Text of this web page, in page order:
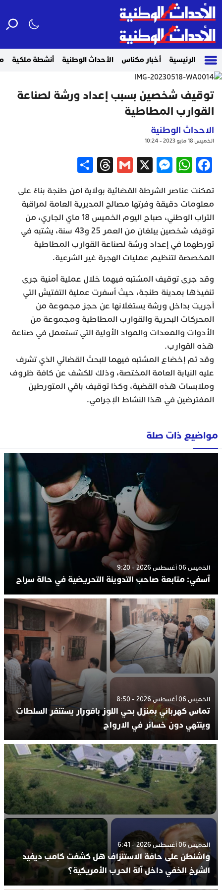
الرئيسية أخبار مكناس الأحداث الوطنية أنشطة ملكية
توقيف شخصين بسبب إعداد ورشة لصناعة
القوارب المطاطية
الاحداث الوطنية
الخميس 18 مايو 2023 - 10:24
Facebook
WhatsApp
Messenger
X
Gmail
Threads
تمكنت عناصر الشرطة القضائية بولاية أمن طنجة بناءً على
معلومات دقيقة وفرتها مصالح المديرية العامة لمراقبة
التراب الوطني، صباح اليوم الخميس 18 ماي الجاري، من
توقيف شخصين يبلغان من العمر 25 و43 سنة، يشتبه في
تورطهما في إعداد ورشة لصناعة القوارب المطاطية
المخصصة لتنظيم عمليات الهجرة غير الشرعية.
وقد جرى توقيف المشتبه فيهما خلال عملية أمنية جرى
تنفيذها بمدينة طنجة، حيث أسفرت عملية التفتيش التي
أجريت بداخل ورشة يستغلانها عن حجز مجموعة من
المحركات البحرية والقوارب المطاطية ومجموعة من
الأدوات والمعدات والمواد الأولية التي تستعمل في صناعة
هذه القوارب.
وقد تم إخضاع المشتبه فيهما للبحث القضائي الذي تشرف
عليه النيابة العامة المختصة، وذلك للكشف عن كافة ظروف
وملابسات هذه القضية، وكذا توقيف باقي المتورطين
المفترضين في هذا النشاط الإجرامي.
مواضيع ذات صلة
الخميس 06 أغسطس 2026 - 9:20
آسفي: متابعة صاحب التدوينة التحريضية في حالة سراح
الخميس 06 أغسطس 2026 - 8:50
تماس كهربائي بمنزل بحي اللوز بافورار يستنفر السلطات
وينتهي دون خسائر في الارواح
الخميس 06 أغسطس 2026 - 6:41
واشنطن على حافة الاستنزاف هل كشفت كامب ديفيد
الشرخ الخفي داخل آلة الحرب الأمريكية؟